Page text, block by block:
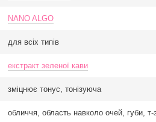
NANO ALGO
для всіх типів
екстракт зеленої кави
зміцнює тонус, тонізуюча
обличчя, область навколо очей, губи, т-